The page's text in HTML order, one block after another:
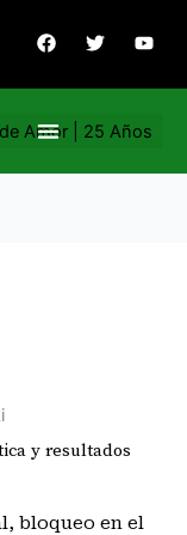
F
a
e
o
T
w
t
e
Y
o
t
b
y resultados
bloqueo en el